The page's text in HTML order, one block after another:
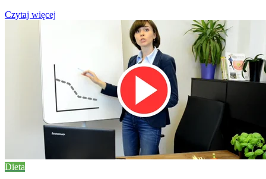
Czytaj więcej
Dieta